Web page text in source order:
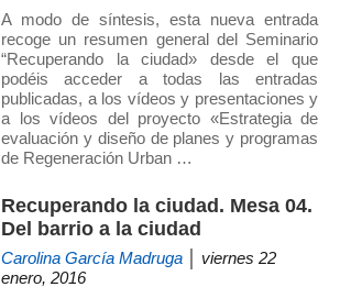
A modo de síntesis, esta nueva entrada
recoge un resumen general del Seminario
“Recuperando la ciudad» desde el que
podéis acceder a todas las entradas
publicadas, a los vídeos y presentaciones y
a los vídeos del proyecto «Estrategia de
evaluación y diseño de planes y programas
de Regeneración Urban …
Recuperando la ciudad. Mesa 04.
Del barrio a la ciudad
Carolina García Madruga │ viernes 22
enero, 2016